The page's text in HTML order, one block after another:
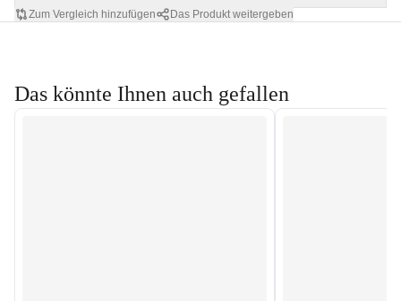
Zum Vergleich hinzufügen Das Produkt weitergeben
Das könnte Ihnen auch gefallen